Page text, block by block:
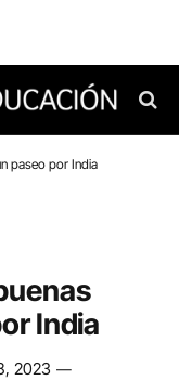
paseo por India
India
2023